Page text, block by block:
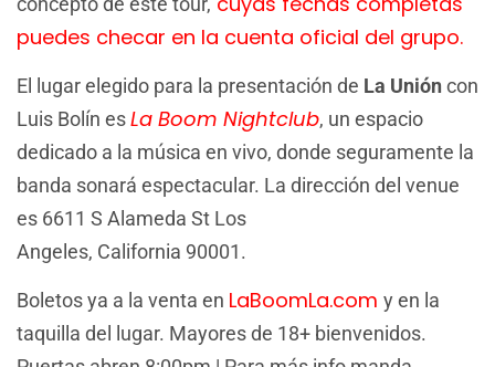
puedes checar en la cuenta oficial del grupo.
El lugar elegido para la presentación de La Unióncon
Luis Bolín esLa Boom Nightclub, un espacio
dedicado a la música en vivo, donde seguramente la
banda sonará espectacular. La dirección del venue
es 6611 S Alameda St Los
Angeles, California 90001.
Boletos ya a la venta en LaBoomLa.com y en la
taquilla del lugar. Mayores de 18+ bienvenidos.